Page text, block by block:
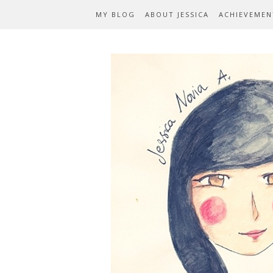
MY BLOG ABOUT JESSICA